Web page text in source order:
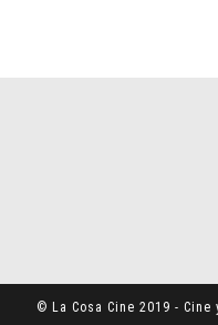
© La Cosa Cine 2019 -